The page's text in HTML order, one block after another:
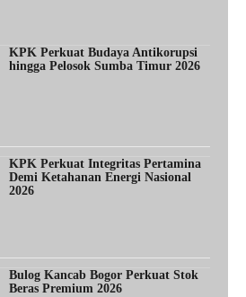
KPK Perkuat Budaya Antikorupsi
hingga Pelosok Sumba Timur 2026
KPK Perkuat Integritas Pertamina
Demi Ketahanan Energi Nasional
2026
Bulog Kancab Bogor Perkuat Stok
Beras Premium 2026